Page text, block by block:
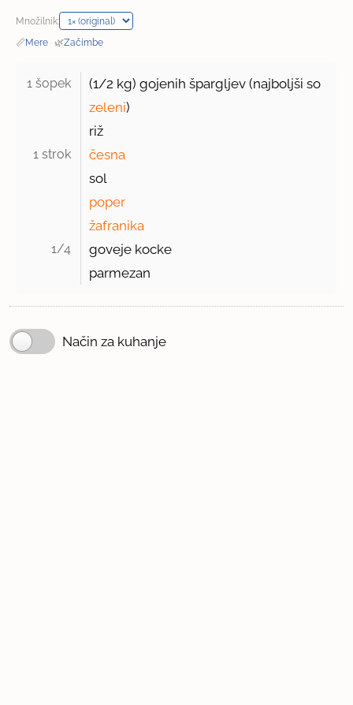
Množilnik:
📏Mere · 🌿Začimbe
1 šopek (1/2 kg) gojenih špargljev (najboljši so
zeleni)
riž
1 strok
česna
sol
poper
žafranika
1/4
goveje kocke
parmezan
Način za kuhanje